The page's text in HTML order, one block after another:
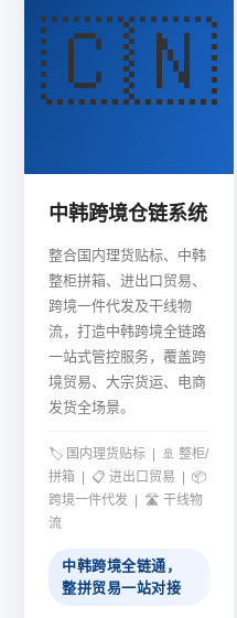
🇨🇳
中韩跨境仓链系统
整合国内理货贴标、中韩
整柜拼箱、进出口贸易、
跨境一件代发及干线物
流，打造中韩跨境全链路
一站式管控服务，覆盖跨
境贸易、大宗货运、电商
发货全场景。
🏷️ 国内理货贴标 | 🚢 整柜/
拼箱 | 📋 进出口贸易 | 📦
跨境一件代发 | 🛣️ 干线物
流
中韩跨境全链通，
整拼贸易一站对接